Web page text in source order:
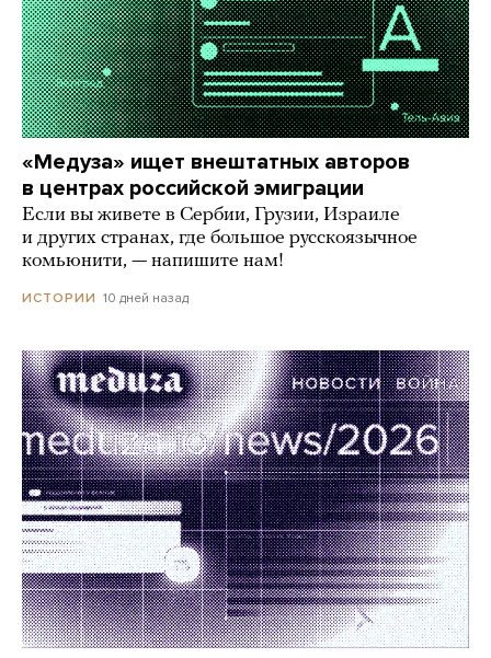
«Медуза» ищет внештатных авторов
в центрах российской эмиграции
Если вы живете в Сербии, Грузии, Израиле
и других странах, где большое русскоязычное
комьюнити, — напишите нам!
ИСТОРИИ 10 дней назад